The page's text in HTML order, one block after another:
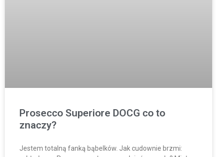
Prosecco Superiore DOCG co to
znaczy?
Jestem totalną fanką bąbelków. Jak cudownie brzmi: